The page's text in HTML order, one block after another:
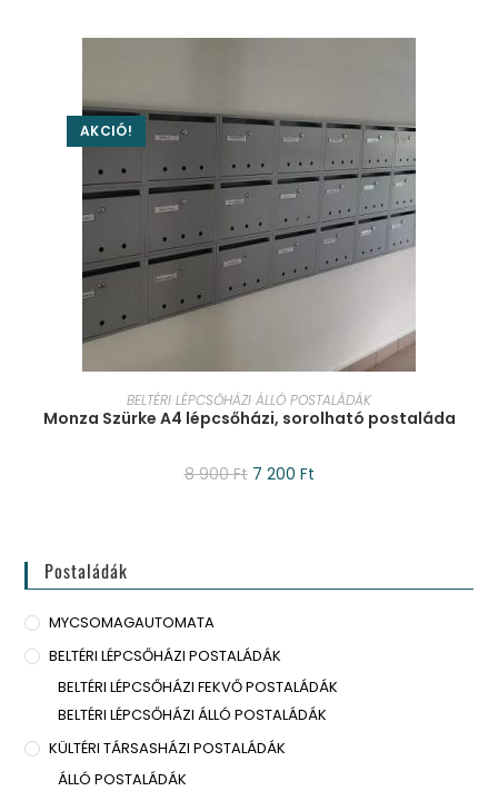
AKCIÓ!
KOSÁRBA TESZEM
BELTÉRI LÉPCSŐHÁZI ÁLLÓ POSTALÁDÁK
Monza Szürke A4 lépcsőházi, sorolható postaláda
8 900Ft 7 200 Ft
Postaládák
MYCSOMAGAUTOMATA
BELTÉRI LÉPCSŐHÁZI POSTALÁDÁK
BELTÉRI LÉPCSŐHÁZI FEKVŐ POSTALÁDÁK
BELTÉRI LÉPCSŐHÁZI ÁLLÓ POSTALÁDÁK
KÜLTÉRI TÁRSASHÁZI POSTALÁDÁK
ÁLLÓ POSTALÁDÁK